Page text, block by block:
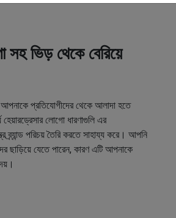
সহ ভিড় থেকে বেরিয়ে
প্রতিযোগীদের থেকে আলাদা হতে
লোগো ধারণাগুলি এর
ব্র্যান্ড পরিচয় তৈরি করতে সাহায্য করে। আপনি
ছাড়িয়ে যেতে পারেন, কারণ এটি আপনাকে